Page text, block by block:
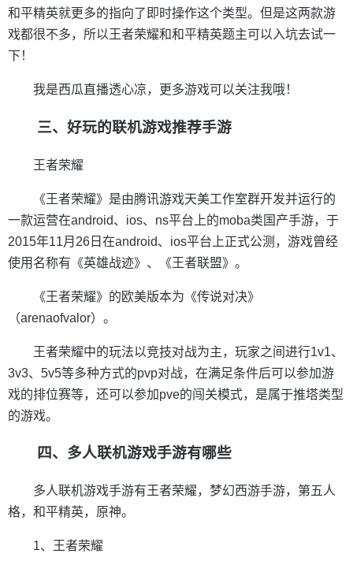
和平精英就更多的指向了即时操作这个类型。但是这两款游
戏都很不多，所以王者荣耀和和平精英题主可以入坑去试一
下！
我是西瓜直播透心凉，更多游戏可以关注我哦！
三、好玩的联机游戏推荐手游
王者荣耀
《王者荣耀》是由腾讯游戏天美工作室群开发并运行的
一款运营在android、ios、ns平台上的moba类国产手游，于
2015年11月26日在android、ios平台上正式公测，游戏曾经
使用名称有《英雄战迹》、《王者联盟》。
《王者荣耀》的欧美版本为《传说对决》
（arenaofvalor）。
王者荣耀中的玩法以竞技对战为主，玩家之间进行1v1、
3v3、5v5等多种方式的pvp对战，在满足条件后可以参加游
戏的排位赛等，还可以参加pve的闯关模式，是属于推塔类型
的游戏。
四、多人联机游戏手游有哪些
多人联机游戏手游有王者荣耀，梦幻西游手游，第五人
格，和平精英，原神。
1、王者荣耀